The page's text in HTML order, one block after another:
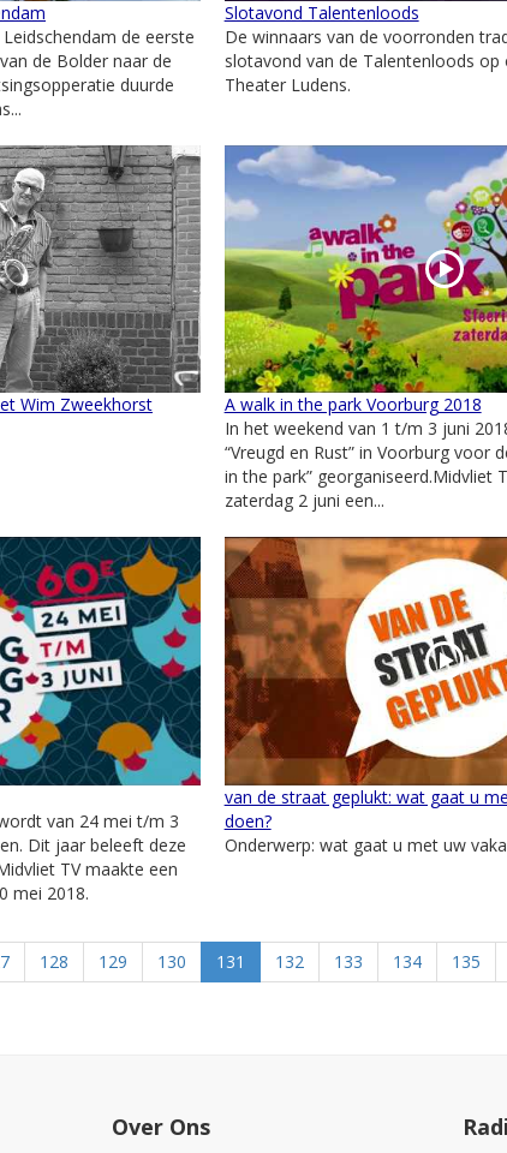
de eerste
de Bolder naar de
duurde
Slotavond Talentenloods
De winnaars van de voorronden
slotavond van de Talentenloods op
Theater Ludens.
Wim Zweekhorst
A walk in the park Voorburg 2018
In het weekend van 1 t/m 3 juni
“Vreugd en Rust” in Voorburg voor
in the park” georganiseerd.Midvliet
zaterdag 2 juni een...
van 24 mei t/m 3
Dit jaar beleeft deze
TV maakte een
mei 2018.
van de straat geplukt: wat gaat u
doen?
Onderwerp: wat gaat u met uw
128 129 130 131 132 133 134 135
Over Ons